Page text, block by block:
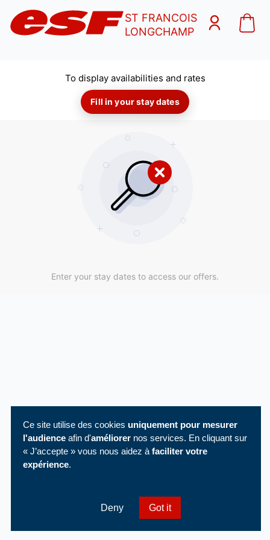
ST FRANCOIS
LONGCHAMP
Ce site utilise des cookies uniquement pour mesurer
l'audience afin d'améliorer nos services. En cliquant sur
« J’accepte » vous nous aidez à faciliter votre
expérience.
Deny Got it
To display availabilities and rates
Fill in your stay dates
Enter your stay dates to access our offers.